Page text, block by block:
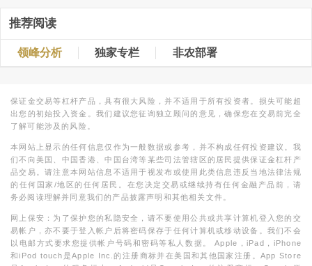
推荐阅读
领峰分析 独家专栏 非农部署
保证金交易等杠杆产品，具有很大风险，并不适用于所有投资者。损失可能超
出您的初始投入资金。我们建议您征询独立顾问的意见，确保您在交易前完全
了解可能涉及的风险。
本网站上显示的任何信息仅作为一般数据或参考，并不构成任何投资建议。我
们不向美国、中国香港、中国台湾等某些司法管辖区的居民提供保证金杠杆产
品交易。请注意本网站信息不适用于视发布或使用此类信息违反当地法律法规
的任何国家/地区的任何居民。在您决定交易或继续持有任何金融产品前，请
务必阅读理解并同意我们的产品披露声明和其他相关文件。
网上保安：为了保护您的私隐安全，请不要使用公共或共享计算机登入您的交
易帐户，亦不要于登入帐户后将密码保存于任何计算机或移动设备。我们不会
以电邮方式要求您提供帐户号码和密码等私人数据。 Apple，iPad，iPhone
和iPod touch是Apple Inc.的注册商标并在美国和其他国家注册。App Store